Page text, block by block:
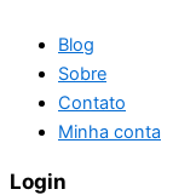
Blog
Sobre
Contato
Minha conta
Login